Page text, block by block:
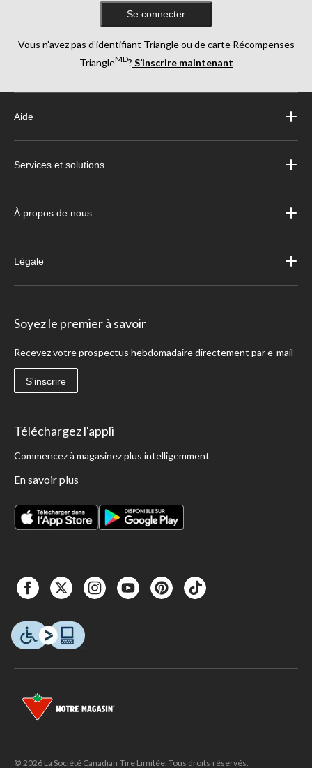
Se connecter
Vous n’avez pas d’identifiant Triangle ou de carte Récompenses
TriangleMD? S’inscrire maintenant
Aide
Services et solutions
À propos de nous
Légale
Soyez le premier à savoir
Recevez votre prospectus hebdomadaire directement par e-mail
S'inscrire
Téléchargez l'appli
Commencez à magasinez plus intelligemment
En savoir plus
© 2026 La Société Canadian Tire Limitée. Tous droits réservés.